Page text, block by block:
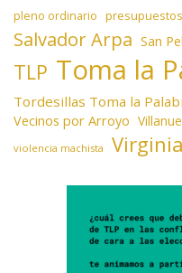
pleno ordinario presupuestos
Salvador Arpa San
TLP Toma la
Tordesillas Toma la
Vecinos por Arroyo
violencia machista